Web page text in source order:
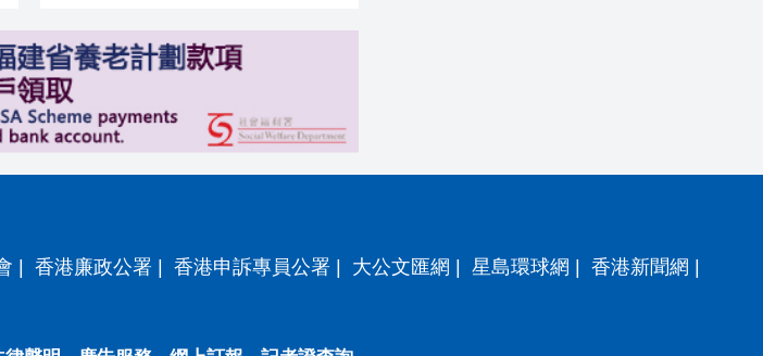
香港廉政公署 香港申訴專員公署 大公文匯網 星島環球網 香港新聞網